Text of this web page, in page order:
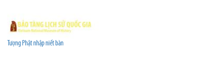
Tượng Phật nhập niết bàn